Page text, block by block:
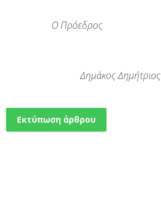
Ο Πρόεδρος
Δημάκος Δημήτριος
Εκτύπωση άρθρου